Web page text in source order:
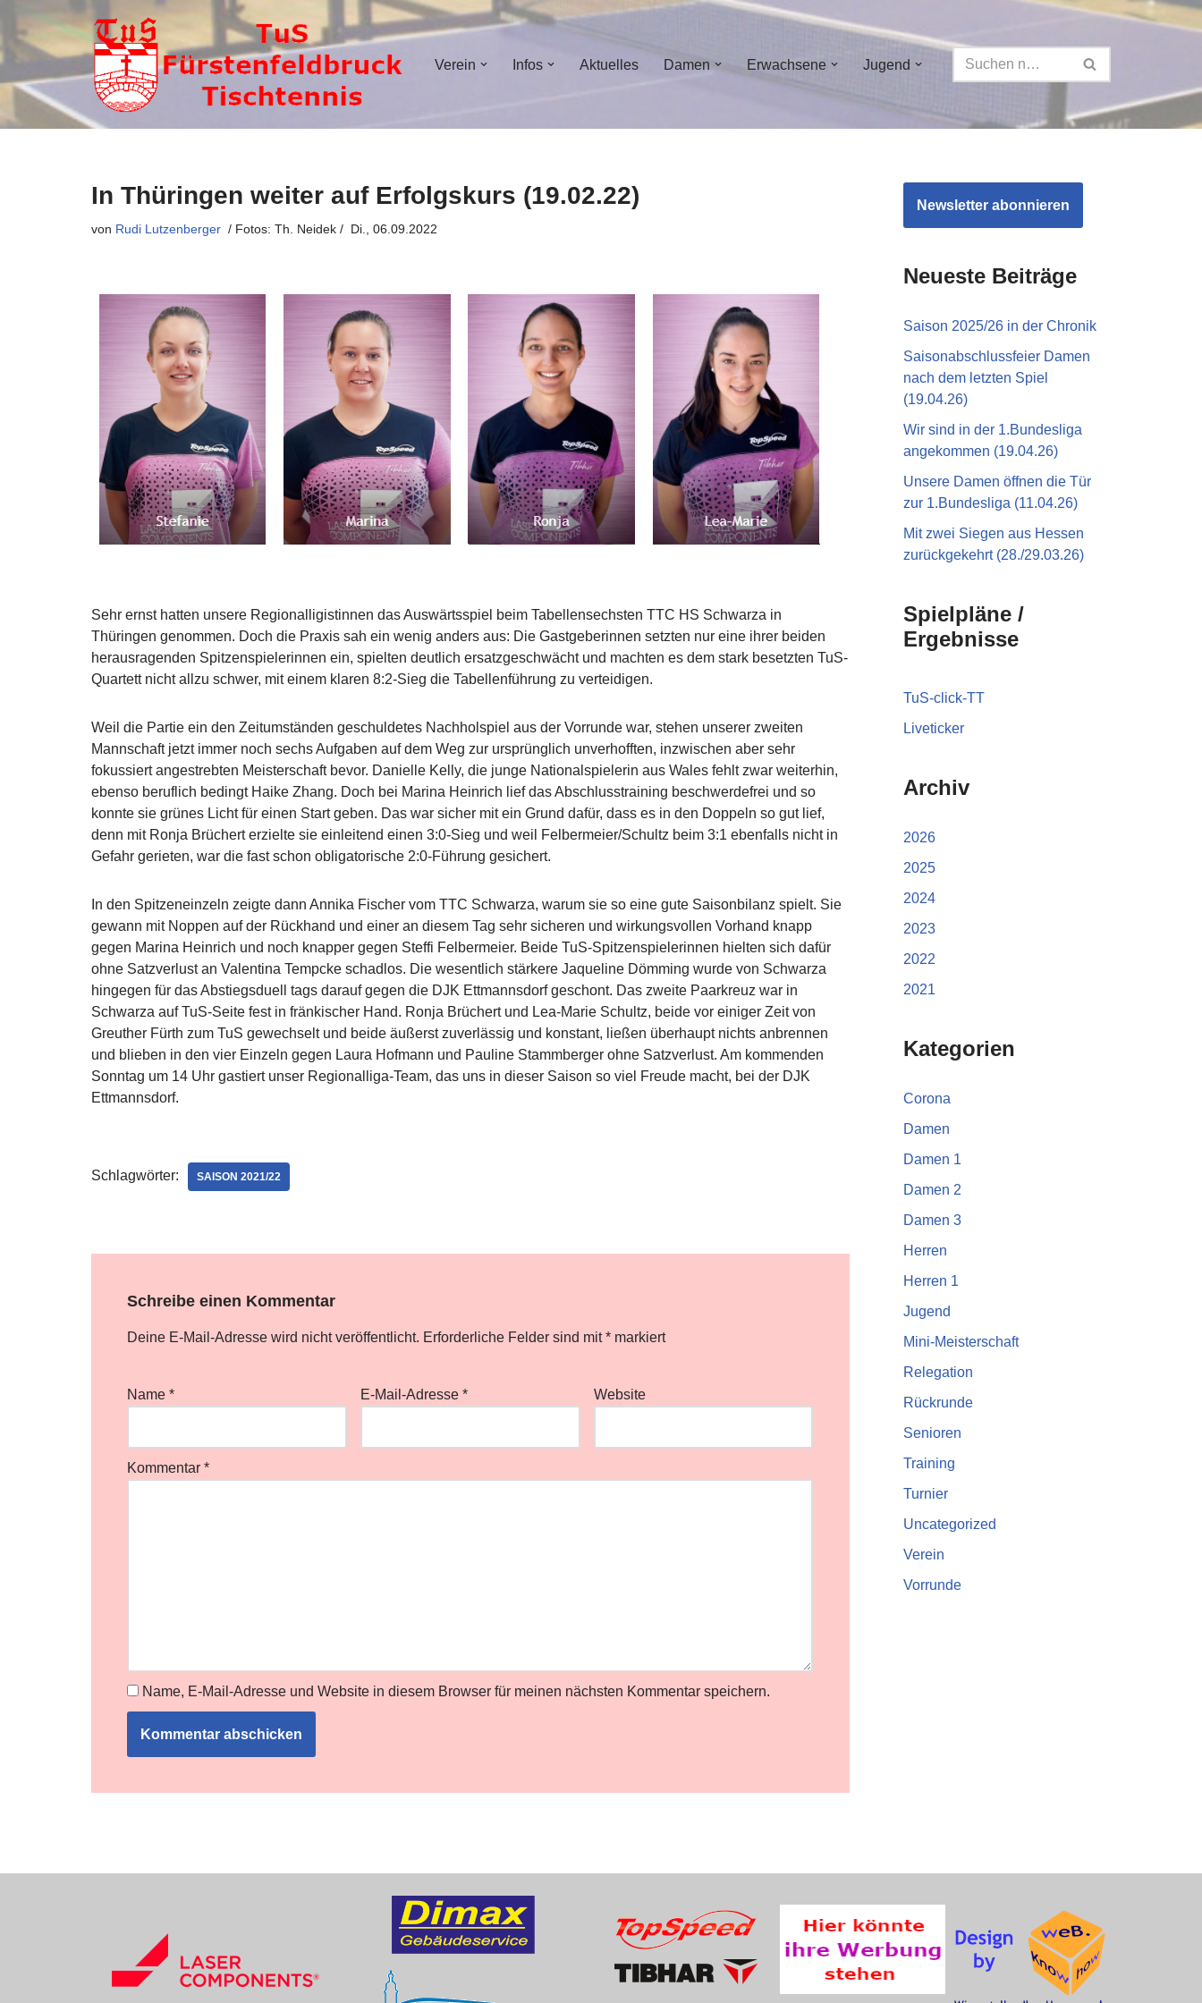
Zum
springen
Verein Infos Aktuelles Damen Erwachsene Jugend
In Thüringen weiter auf Erfolgskurs (19.02.22)
von Rudi Lutzenberger Di., 06.09.2022
Sehr ernst hatten unsere Regionalligistinnen das Auswärtsspiel beim Tabellensechsten TTC HS Schwarza in
Thüringen genommen. Doch die Praxis sah ein wenig anders aus: Die Gastgeberinnen setzten nur eine ihrer beiden
herausragenden Spitzenspielerinnen ein, spielten deutlich ersatzgeschwächt und machten es dem stark besetzten TuS-
Quartett nicht allzu schwer, mit einem klaren 8:2-Sieg die Tabellenführung zu verteidigen.
Weil die Partie ein den Zeitumständen geschuldetes Nachholspiel aus der Vorrunde war, stehen unserer zweiten
Mannschaft jetzt immer noch sechs Aufgaben auf dem Weg zur ursprünglich unverhofften, inzwischen aber sehr
fokussiert angestrebten Meisterschaft bevor. Danielle Kelly, die junge Nationalspielerin aus Wales fehlt zwar weiterhin,
ebenso beruflich bedingt Haike Zhang. Doch bei Marina Heinrich lief das Abschlusstraining beschwerdefrei und so
konnte sie grünes Licht für einen Start geben. Das war sicher mit ein Grund dafür, dass es in den Doppeln so gut lief,
denn mit Ronja Brüchert erzielte sie einleitend einen 3:0-Sieg und weil Felbermeier/Schultz beim 3:1 ebenfalls nicht in
Gefahr gerieten, war die fast schon obligatorische 2:0-Führung gesichert.
In den Spitzeneinzeln zeigte dann Annika Fischer vom TTC Schwarza, warum sie so eine gute Saisonbilanz spielt. Sie
gewann mit Noppen auf der Rückhand und einer an diesem Tag sehr sicheren und wirkungsvollen Vorhand knapp
gegen Marina Heinrich und noch knapper gegen Steffi Felbermeier. Beide TuS-Spitzenspielerinnen hielten sich dafür
ohne Satzverlust an Valentina Tempcke schadlos. Die wesentlich stärkere Jaqueline Dömming wurde von Schwarza
hingegen für das Abstiegsduell tags darauf gegen die DJK Ettmannsdorf geschont. Das zweite Paarkreuz war in
Schwarza auf TuS-Seite fest in fränkischer Hand. Ronja Brüchert und Lea-Marie Schultz, beide vor einiger Zeit von
Greuther Fürth zum TuS gewechselt und beide äußerst zuverlässig und konstant, ließen überhaupt nichts anbrennen
und blieben in den vier Einzeln gegen Laura Hofmann und Pauline Stammberger ohne Satzverlust. Am kommenden
Sonntag um 14 Uhr gastiert unser Regionalliga-Team, das uns in dieser Saison so viel Freude macht, bei der DJK
Ettmannsdorf.
Schlagwörter: SAISON 2021/22
Schreibe einen Kommentar
Deine E-Mail-Adresse wird nicht veröffentlicht. Erforderliche Felder sind mit* markiert
Name * E-Mail-Adresse * Website
Kommentar *
Name, E-Mail-Adresse und Website in diesem Browser für meinen nächsten Kommentar speichern.
Newsletter abonnieren
Neueste Beiträge
Saison 2025/26 in der Chronik
Saisonabschlussfeier Damen
nach dem letzten Spiel
(19.04.26)
Wir sind in der 1.Bundesliga
angekommen (19.04.26)
Unsere Damen öffnen die Tür
zur 1.Bundesliga (11.04.26)
Mit zwei Siegen aus Hessen
zurückgekehrt (28./29.03.26)
Spielpläne /
Ergebnisse
TuS-click-TT
Liveticker
Archiv
2026
2025
2024
2023
2022
2021
Kategorien
Corona
Damen
Damen 1
Damen 2
Damen 3
Herren
Herren 1
Jugend
Mini-Meisterschaft
Relegation
Rückrunde
Senioren
Training
Turnier
Uncategorized
Verein
Vorrunde